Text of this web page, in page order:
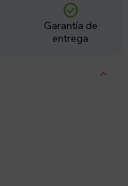
check_circle
Garantía de
entrega